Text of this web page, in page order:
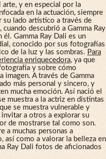
arte, y en especial por la
en la actuación, siempre
su lado artístico a través de
descubrió a Gamma Ray
él. Gamma Ray Dali es un
conocido por sus fotografías
de la luz y las sombras. Para
enriquecedora, ya que
y sobre cómo
imagen. A través de Gamma
más personal y sincero, y
mucha emoción. Así nació el
muestra a la actriz en distintas
se muestra vulnerable y
a otros a explorar su
de mostrarse tal como son.
a muchas personas a
así como a valorar la belleza en
Ray Dali fotos de aficionados